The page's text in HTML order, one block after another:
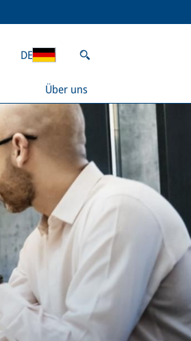
Über uns
DE